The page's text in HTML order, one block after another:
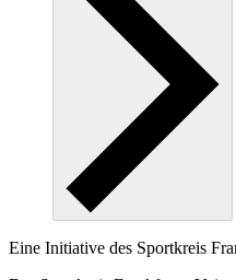
Eine Initiative des Sportkreis